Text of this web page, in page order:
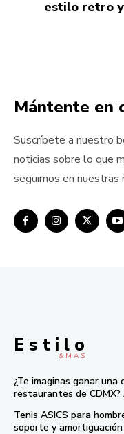
estilo retro
Mántente en
Suscríbete a nuestro
noticias sobre lo que
seguirnos en nuestras
E s t i l o
& M À S
¿Te imaginas ganar una
restaurantes de
Tenis ASICS para
soporte y amortiguación